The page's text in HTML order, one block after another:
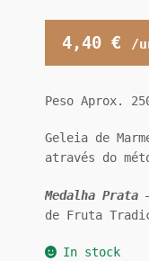
4,40 € /
Peso Aprox.
Geleia de
através do
Medalha Prata–
de Fruta
In stock